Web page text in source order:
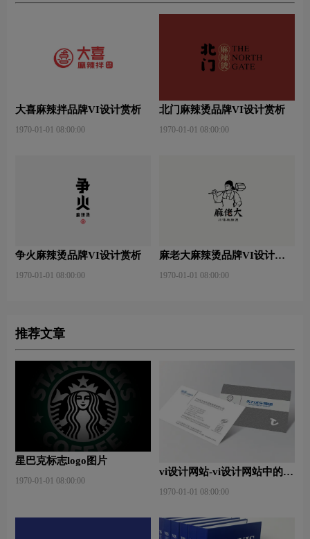
大喜麻辣拌品牌VI设计赏析
1970-01-01 08:00:00
北门麻辣烫品牌VI设计赏析
1970-01-01 08:00:00
争火麻辣烫品牌VI设计赏析
1970-01-01 08:00:00
麻老大麻辣烫品牌VI设计赏
1970-01-01 08:00:00
推荐文章
星巴克标志logo图片
1970-01-01 08:00:00
vi设计网站-vi设计网站中的完
1970-01-01 08:00:00